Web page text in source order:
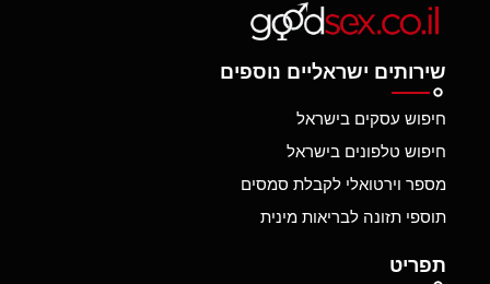
שירותים ישראליים נוספים
חיפוש עסקים בישראל
חיפוש טלפונים בישראל
מספר וירטואלי לקבלת סמסים
תוספי תזונה לבריאות מינית
תפריט